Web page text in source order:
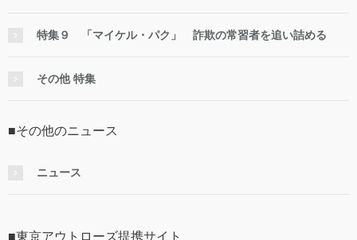
特集９ 「マイケル・パク」 詐欺の常習者を追い詰める
その他 特集
■その他のニュース
ニュース
■東京アウトローズ提携サイト